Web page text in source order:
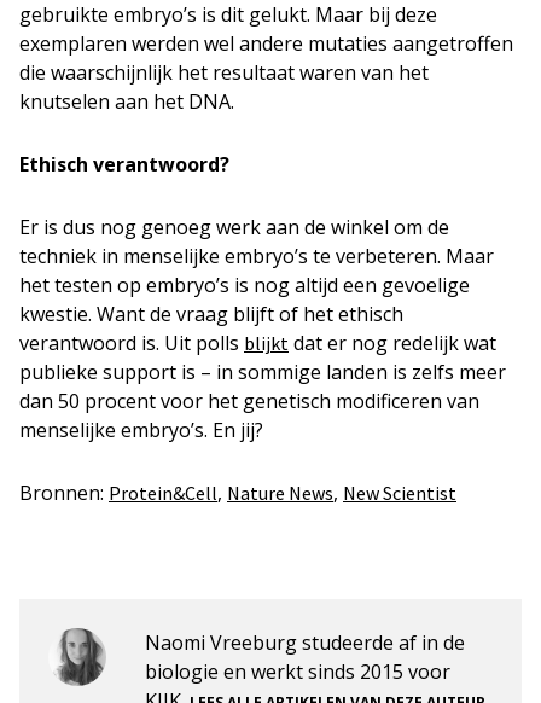
gebruikte embryo’s is dit gelukt. Maar bij deze
exemplaren werden wel andere mutaties aangetroffen
die waarschijnlijk het resultaat waren van het
knutselen aan het DNA.
Ethisch verantwoord?
Er is dus nog genoeg werk aan de winkel om de
techniek in menselijke embryo’s te verbeteren. Maar
het testen op embryo’s is nog altijd een gevoelige
kwestie. Want de vraag blijft of het ethisch
verantwoord is. Uit polls blijkt dat er nog redelijk wat
publieke support is – in sommige landen is zelfs meer
dan 50 procent voor het genetisch modificeren van
menselijke embryo’s. En jij?
Bronnen: Protein&Cell, Nature News, New Scientist
Naomi Vreeburg studeerde af in de
biologie en werkt sinds 2015 voor